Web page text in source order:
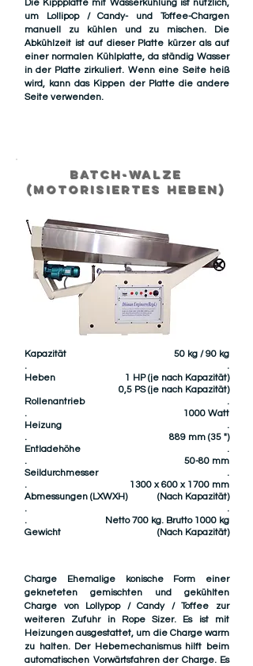
Die Kippplatte mit Wasserkühlung ist nützlich,
um Lollipop / Candy- und Toffee-Chargen
manuell zu kühlen und zu mischen. Die
Abkühlzeit ist auf dieser Platte kürzer als auf
einer normalen Kühlplatte, da ständig Wasser
in der Platte zirkuliert. Wenn eine Seite heiß
wird, kann das Kippen der Platte die andere
Seite verwenden.
Batch-Walze
(motorisiertes Heben)
Kapazität
.
Heben
Rollenantrieb
.
Heizung
.
Entladehöhe
.
Seildurchmesser
.
Abmessungen (LXWXH)
.
.
Gewicht
50 kg / 90 kg
.
1 HP (je nach Kapazität)
0,5 PS (je nach Kapazität)
.
1000 Watt
.
889 mm (35 ")
.
50-80 mm
.
1300 x 600 x 1700 mm
(Nach Kapazität)
.
Netto 700 kg. Brutto 1000 kg
(Nach Kapazität)
Charge Ehemalige konische Form einer
gekneteten gemischten und gekühlten
Charge von Lollypop / Candy / Toffee zur
weiteren Zufuhr in Rope Sizer. Es ist mit
Heizungen ausgestattet, um die Charge warm
zu halten. Der Hebemechanismus hilft beim
automatischen Vorwärtsfahren der Charge. Es